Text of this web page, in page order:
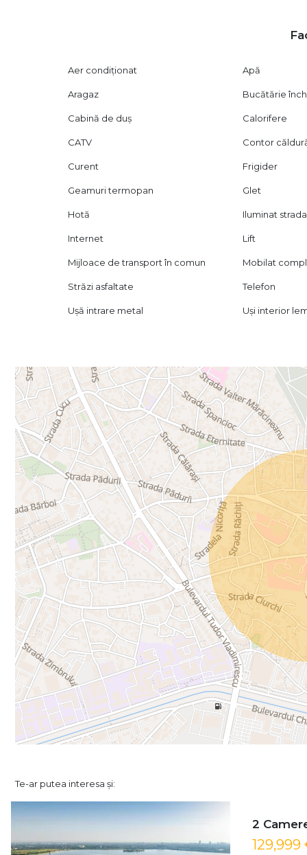
Aer condiționat Apă
Aragaz Bucătărie
Cabină de duș Calorifere
CATV Contor
Curent Frigider
Geamuri termopan Glet
Hotă Iluminat
Internet Lift
Mijloace de transport în comun Mobilat
Străzi asfaltate Telefon
Ușă intrare metal Uși interior
Te-ar putea interesa și:
2
129,999